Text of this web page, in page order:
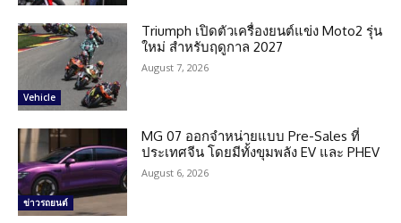
Vehicle
Triumph เปิดตัวเครื่องยนต์แข่ง Moto2 รุ่น
ใหม่ สำหรับฤดูกาล 2027
August 7, 2026
ข่าวรถยนต์
MG 07 ออกจำหน่ายแบบ Pre-Sales ที่
ประเทศจีน โดยมีทั้งขุมพลัง EV และ PHEV
August 6, 2026